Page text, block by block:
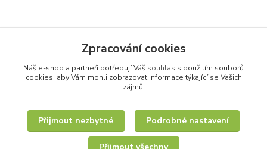
Zpracování cookies
Náš e-shop a partneři potřebují Váš souhlas s použitím souborů
cookies, aby Vám mohli zobrazovat informace týkající se Vašich
zájmů.
Přijmout nezbytné Podrobné nastavení